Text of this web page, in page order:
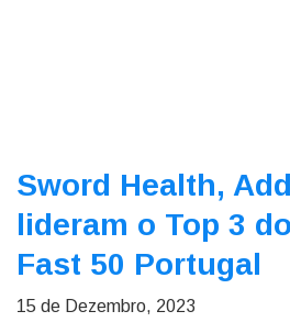
Sword Health,
lideram o Top 3
Fast 50 Portugal
15 de Dezembro, 2023